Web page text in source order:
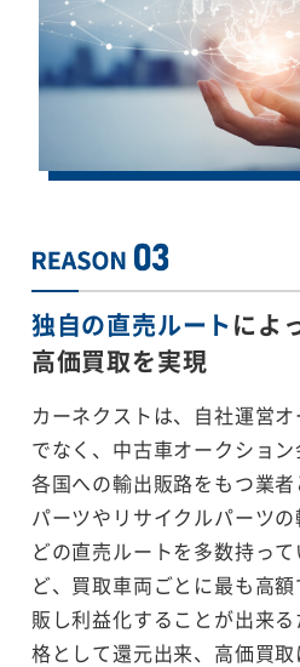
独自の直売ルートによ
高価買取を実現
カーネクストは、自社運営
でなく、中古車オークショ
各国への輸出販路をもつ業
パーツやリサイクルパーツ
どの直売ルートを多数持っ
ど、買取車両ごとに最も高
販し利益化することが出来
格として還元出来、高価買